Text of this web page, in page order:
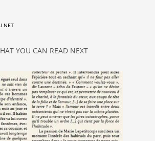
NET
YOU CAN READ NEXT